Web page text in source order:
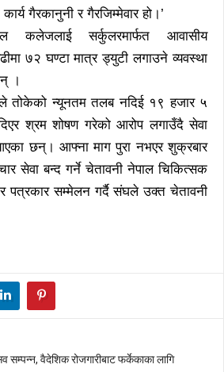
गैरकानुनी र गैरजिम्मेवार हो।’
कलेजलाई सर्कुलरमार्फत आवासीय
७२ घण्टा मात्र ड्युटी लगाउने व्यवस्था
।
तोकेको न्यूनतम तलब नदिई १९ हजार ५
श्रम शोषण गरेको आरोप लगाउँदै सेवा
छन्। आफ्ना माग पुरा नभएर शुक्रबार
सेवा बन्द गर्ने चेतावनी नेपाल चिकित्सक
पत्रकार सम्मेलन गर्दै संघले उक्त चेतावनी
सम्पन्न, वैदेशिक रोजगारीबाट फर्केकाका लागि